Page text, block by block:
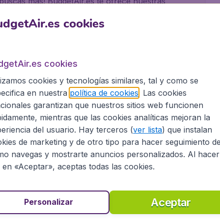
tu destino, la fecha de salida y regreso, el
los vuelos mas baratos con distintas opciones
te damos
de vuelo!
amigos o con toda la familia, BudgetAir.es
vuelos con mas de 500 aerolineas, incluido low-
en BudgetAir.es?
a nuestra colaboracion con Booking.com
cookies
cookies
cookies y tecnologías similares, tal y como se
en nuestra política de cookies . Las cookies
garantizan que nuestros sitios web funcionen
mientras que las cookies analíticas mejoran la
del usuario. Hay terceros (ver lista) que instalan
de marketing y de otro tipo para hacer seguimiento de
navegas y mostrarte anuncios personalizados. Al hacer
en «Aceptar», aceptas todas las cookies.
Aceptar
Personalizar